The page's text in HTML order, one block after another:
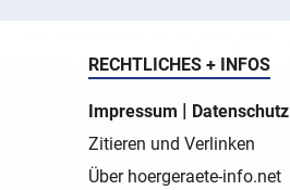
RECHTLICHES + INFOS
Impressum
Datenschutz
Zitieren und Verlinken
Über hoergeraete-info.net